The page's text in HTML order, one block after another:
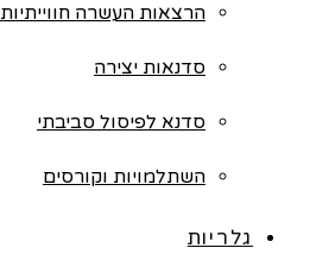
הרצאות העשרה חווייתיות
סדנאות יצירה
סדנא לפיסול סביבתי
השתלמויות וקורסים
גלריות